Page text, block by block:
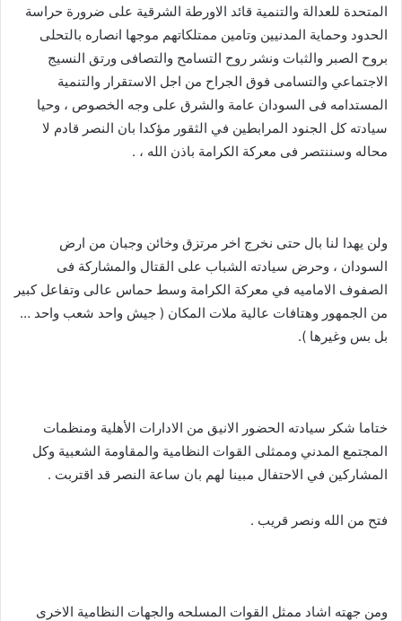
المتحدة للعدالة والتنمية قائد الاورطة الشرقية على ضرورة حراسة
الحدود وحماية المدنيين وتامين ممتلكاتهم موجها انصاره بالتحلى
بروح الصبر والثبات ونشر روح التسامح والتصافى ورتق النسيج
الاجتماعي والتسامى فوق الجراح من اجل الاستقرار والتنمية
المستدامه فى السودان عامة والشرق على وجه الخصوص ، وحيا
سيادته كل الجنود المرابطين في الثقور مؤكدا بان النصر قادم لا
محاله وسننتصر فى معركة الكرامة باذن الله ، .
ولن يهدا لنا بال حتى نخرج اخر مرتزق وخائن وجبان من ارض
السودان ، وحرض سيادته الشباب على القتال والمشاركة فى
الصفوف الاماميه في معركة الكرامة وسط حماس عالى وتفاعل كبير
من الجمهور وهتافات عالية ملات المكان ( جيش واحد شعب واحد …
بل بس وغيرها ).
ختاما شكر سيادته الحضور الانيق من الادارات الأهلية ومنظمات
المجتمع المدني وممثلى القوات النظامية والمقاومة الشعبية وكل
المشاركين في الاحتفال مبينا لهم بان ساعة النصر قد اقتربت .
فتح من الله ونصر قريب .
ومن جهته اشاد ممثل القوات المسلحه والجهات النظامية الاخرى